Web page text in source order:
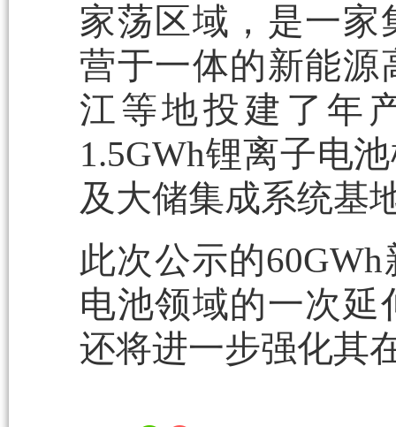
家荡区域，是一
营于一体的新能源
江等地投建了年
1.5GWh锂离子电
及大储集成系统基
此次公示的
电池领域的一次
还将进一步强化其